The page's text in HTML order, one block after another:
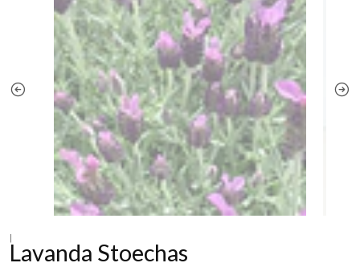
|
Lavanda Stoechas